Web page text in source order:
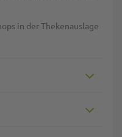
in der Thekenauslage